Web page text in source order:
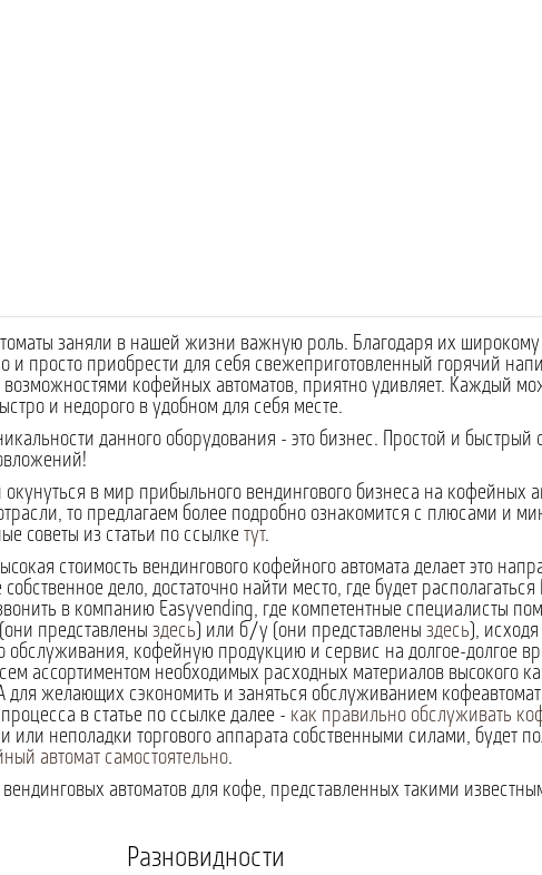
заняли в нашей жизни важную роль. Благодаря их
и просто приобрести для себя свежеприготовленный горячий
кофейных автоматов, приятно удивляет. Каждый
и недорого в удобном для себя месте.
данного оборудования - это бизнес. Простой и быстрый
в мир прибыльного вендингового бизнеса на кофейных
то предлагаем более подробно ознакомится с плюсами и
советы из статьи по ссылке тут.
стоимость вендингового кофейного автомата делает это
собственное дело, достаточно найти место, где будет
в компанию Easyvending, где компетентные специалисты
представлены здесь) или б/у (они представлены здесь),
обслуживания, кофейную продукцию и сервис на долгое-долгое
ассортиментом необходимых расходных материалов высокого
для желающих сэкономить и заняться обслуживанием
в статье по ссылке далее - как правильно обслуживать
или неполадки торгового аппарата собственными силами, будет
автомат самостоятельно.
автоматов для кофе, представленных такими
Разновидности